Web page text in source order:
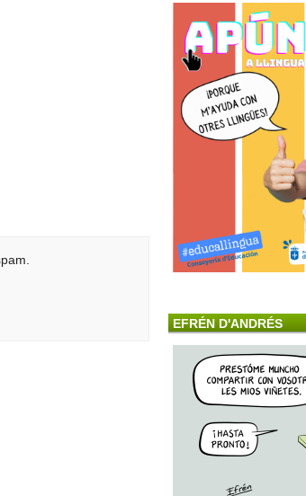
EFRÉN D'ANDRÉS